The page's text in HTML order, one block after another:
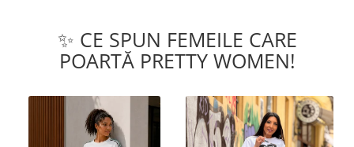
✨ CE SPUN FEMEILE CARE
POARTĂ PRETTY WOMEN!